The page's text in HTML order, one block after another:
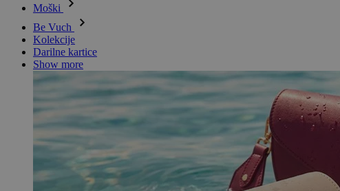
Moški
Be Vuch
Kolekcije
Darilne kartice
Show more